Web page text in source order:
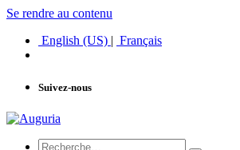
Se rendre au contenu
English (US) | Français
Suivez-nous